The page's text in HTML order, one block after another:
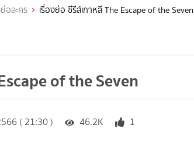
อละคร เรื่องย่อ ซีรีส์เกาหลี The Escape of the Seven
of the Seven
( 21:30 ) 46.2K 1